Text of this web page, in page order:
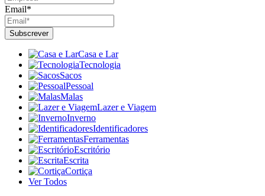
Email*
Casa e Lar
Tecnologia
Sacos
Pessoal
Malas
Lazer e Viagem
Inverno
Identificadores
Ferramentas
Escritório
Escrita
Cortiça
Ver Todos